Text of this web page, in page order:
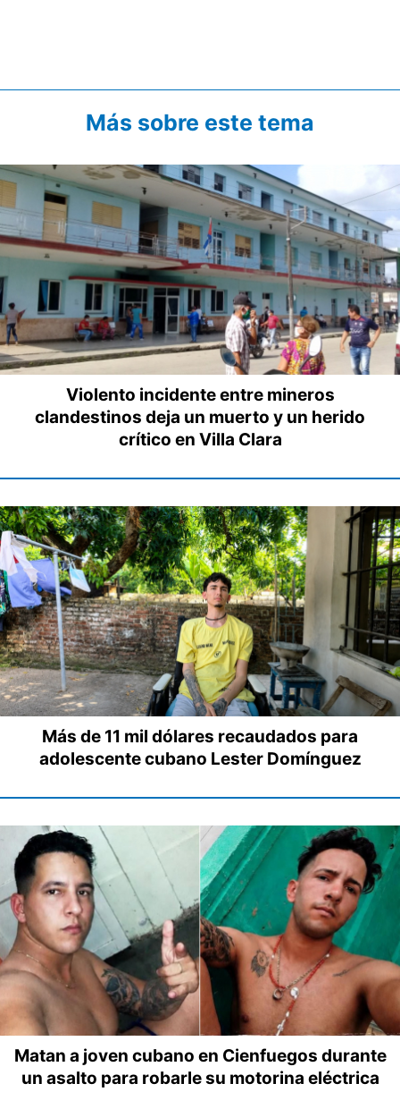
Más sobre este tema
Violento incidente entre mineros
clandestinos deja un muerto y un herido
crítico en Villa Clara
Más de 11 mil dólares recaudados para
adolescente cubano Lester Domínguez
Matan a joven cubano en Cienfuegos durante
un asalto para robarle su motorina eléctrica